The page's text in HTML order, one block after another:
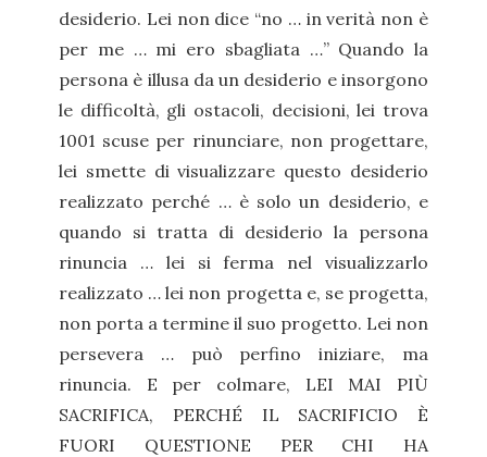
desiderio. Lei non dice “no … in verità non è
per me … mi ero sbagliata …” Quando la
persona è illusa da un desiderio e insorgono
le difficoltà, gli ostacoli, decisioni, lei trova
1001 scuse per rinunciare, non progettare,
lei smette di visualizzare questo desiderio
realizzato perché … è solo un desiderio, e
quando si tratta di desiderio la persona
rinuncia … lei si ferma nel visualizzarlo
realizzato … lei non progetta e, se progetta,
non porta a termine il suo progetto. Lei non
persevera … può perfino iniziare, ma
rinuncia. E per colmare, LEI MAI PIÙ
SACRIFICA, PERCHÉ IL SACRIFICIO È
FUORI QUESTIONE PER CHI HA